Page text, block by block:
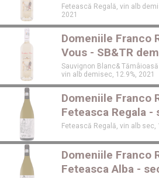
Fetească Regală, vin alb
2021
Domeniile Franco
Vous - SB&TR
Sauvignon Blanc&
vin alb demisec, 12.9%, 2021
Domeniile Franco
Feteasca Regala -
Fetească Regală, vin alb sec,
Domeniile Franco
Feteasca Alba -